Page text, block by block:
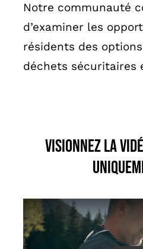
Notre communauté
d’examiner les
résidents des
déchets sécuritaires
Visionnez la